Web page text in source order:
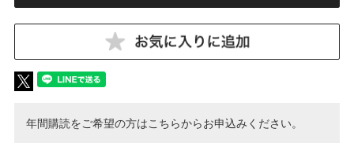
年間購読をご希望の方はこちらからお申込みください。